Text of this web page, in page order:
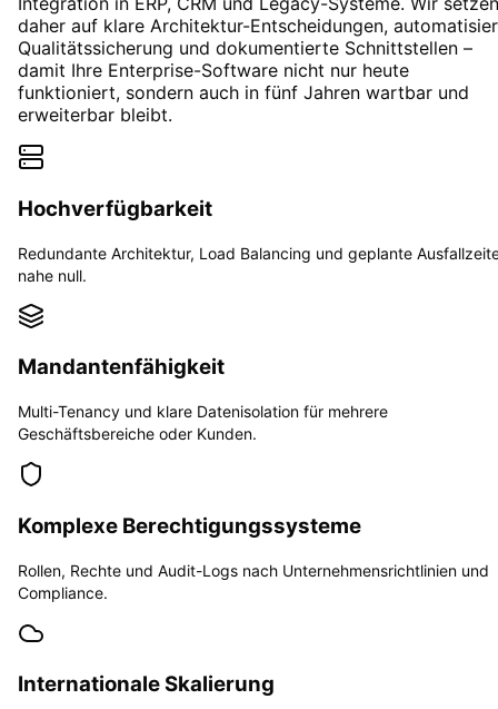
daher auf klare Architektur-Entscheidungen,
Qualitätssicherung und dokumentierte Schnittstellen –
damit Ihre Enterprise-Software nicht nur heute
funktioniert, sondern auch in fünf Jahren wartbar und
erweiterbar bleibt.
Hochverfügbarkeit
Redundante Architektur, Load Balancing und geplante
nahe null.
Mandantenfähigkeit
Multi-Tenancy und klare Datenisolation für mehrere
Geschäftsbereiche oder Kunden.
Komplexe Berechtigungssysteme
Rollen, Rechte und Audit-Logs nach Unternehmensrichtlinien und
Compliance.
Internationale Skalierung